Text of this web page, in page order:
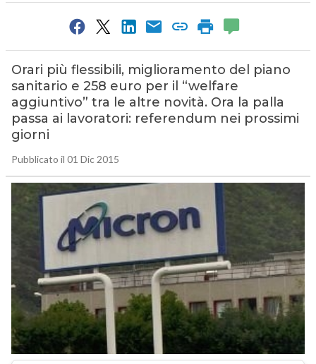
Orari più flessibili, miglioramento del piano
sanitario e 258 euro per il “welfare
aggiuntivo” tra le altre novità. Ora la palla
passa ai lavoratori: referendum nei prossimi
giorni
Pubblicato il 01 Dic 2015